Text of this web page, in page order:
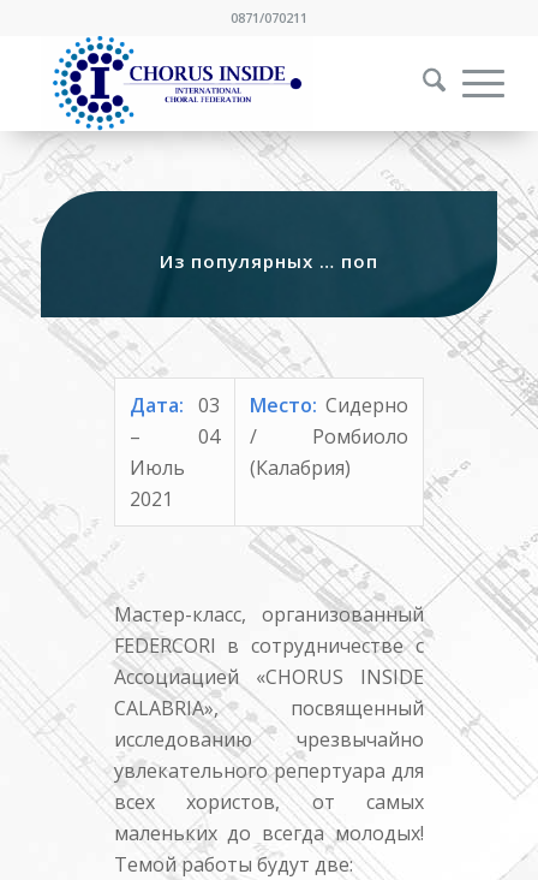
0871/070211
Из популярных … поп
Дата: 03
– 04
Июль
2021
Место: Сидерно
/ Ромбиоло
(Калабрия)
Мастер-класс, организованный
FEDERCORI в сотрудничестве с
Ассоциацией «CHORUS INSIDE
CALABRIA», посвященный
исследованию чрезвычайно
увлекательного репертуара для
всех хористов, от самых
маленьких до всегда молодых!
Темой работы будут две: